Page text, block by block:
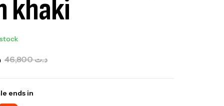
khaki
د.ت46,800
ends in